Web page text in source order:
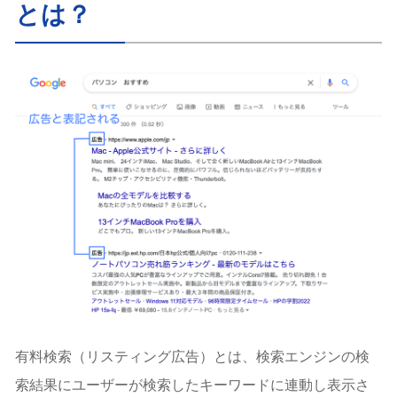
とは？
有料検索（リスティング広告）とは、検索エンジンの検
索結果にユーザーが検索したキーワードに連動し表示さ